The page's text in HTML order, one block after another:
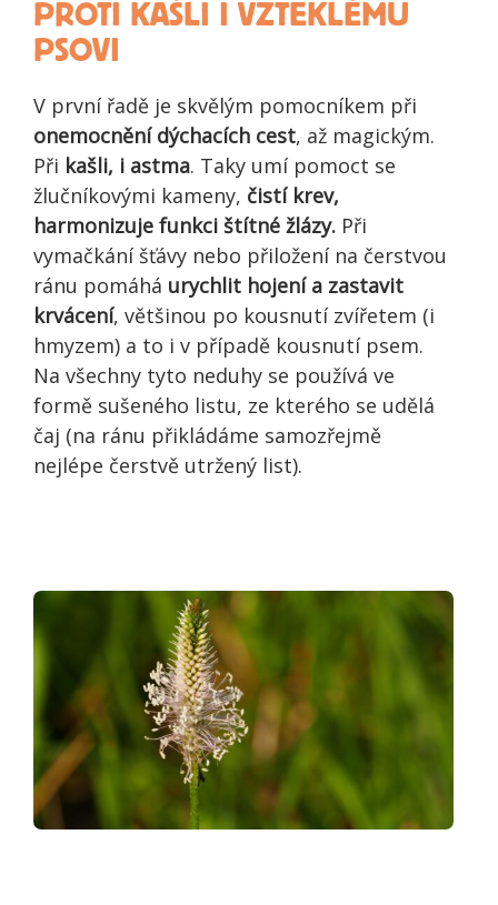
PROTI KAŠLI I VZTEKLÉMU
PSOVI
V první řadě je skvělým pomocníkem při
onemocnění dýchacích cest, až magickým.
Při kašli, i astma. Taky umí pomoct se
žlučníkovými kameny, čistí krev,
harmonizuje funkci štítné žlázy. Při
vymačkání šťávy nebo přiložení na čerstvou
ránu pomáhá urychlit hojení a zastavit
krvácení, většinou po kousnutí zvířetem (i
hmyzem) a to i v případě kousnutí psem.
Na všechny tyto neduhy se používá ve
formě sušeného listu, ze kterého se udělá
čaj (na ránu přikládáme samozřejmě
nejlépe čerstvě utržený list).